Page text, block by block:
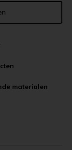
materialen